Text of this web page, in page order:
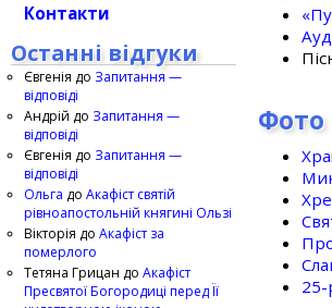
Фото
25-
Контакти
Останні відгуки
Євгенія до Запитання —
відповіді
Андрій до Запитання —
відповіді
Євгенія до Запитання —
відповіді
Ольга до Акафіст святій
рівноапостольній княгині Ользі
Вікторія до Акафіст за
померлого
Тетяна Грицан до Акафіст
Пресвятої Богородиці перед Її